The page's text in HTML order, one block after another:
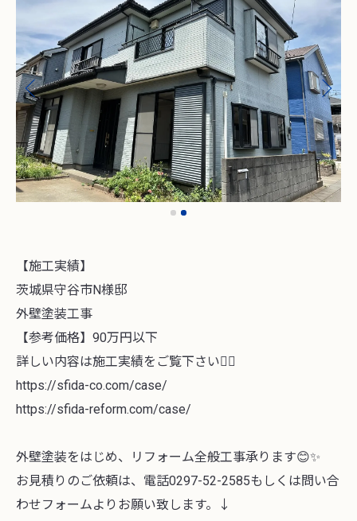
【施工実績】
茨城県守谷市N様邸
外壁塗装工事
【参考価格】90万円以下
詳しい内容は施工実績をご覧下さい🙇‍♀️
https://sfida-co.com/case/
https://sfida-reform.com/case/
外壁塗装をはじめ、リフォーム全般工事承ります😊✨
お見積りのご依頼は、電話0297-52-2585もしくは問い合
わせフォームよりお願い致します。↓